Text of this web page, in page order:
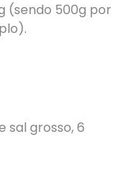
(sendo 500g por
.
sal grosso, 6